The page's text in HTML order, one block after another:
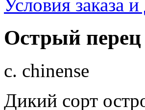
Условия заказа
Острый
c. chinense
Дикий сорт